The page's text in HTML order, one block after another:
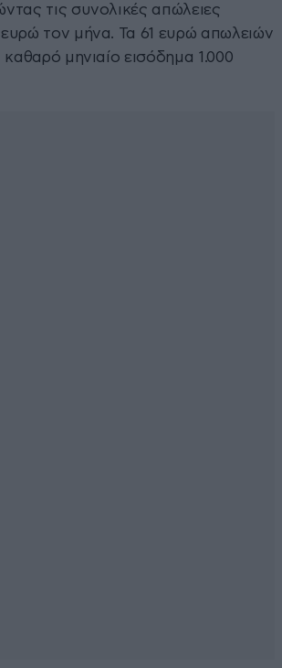
τις συνολικές απώλειες
τον μήνα. Τα 61 ευρώ απωλειών
καθαρό μηνιαίο εισόδημα 1.000